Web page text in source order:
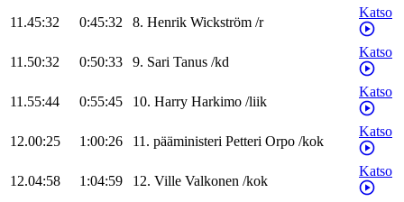
11.45:32 0:45:32 8. Henrik Wickström /r
Katso
11.50:32 0:50:33 9. Sari Tanus /kd
Katso
11.55:44 0:55:45 10. Harry Harkimo /liik
Katso
12.00:25 1:00:26 11. pääministeri Petteri Orpo /kok
Katso
12.04:58 1:04:59 12. Ville Valkonen /kok
Katso